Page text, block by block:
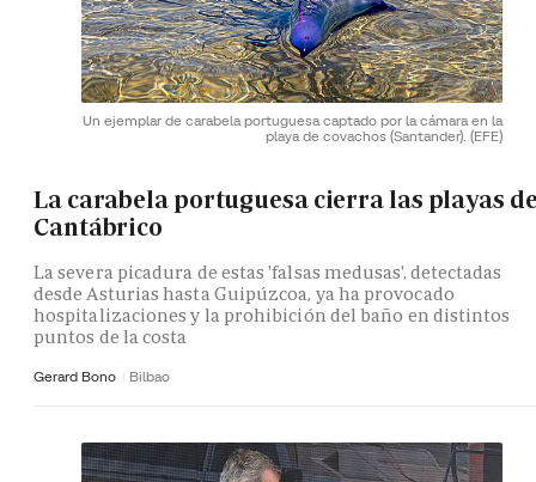
Un ejemplar de carabela portuguesa captado por la cámara en la
playa de covachos (Santander). (EFE)
La carabela portuguesa cierra las playas
Cantábrico
La severa picadura de estas 'falsas medusas', detectadas
desde Asturias hasta Guipúzcoa, ya ha provocado
hospitalizaciones y la prohibición del baño en distintos
puntos de la costa
Gerard Bono Bilbao